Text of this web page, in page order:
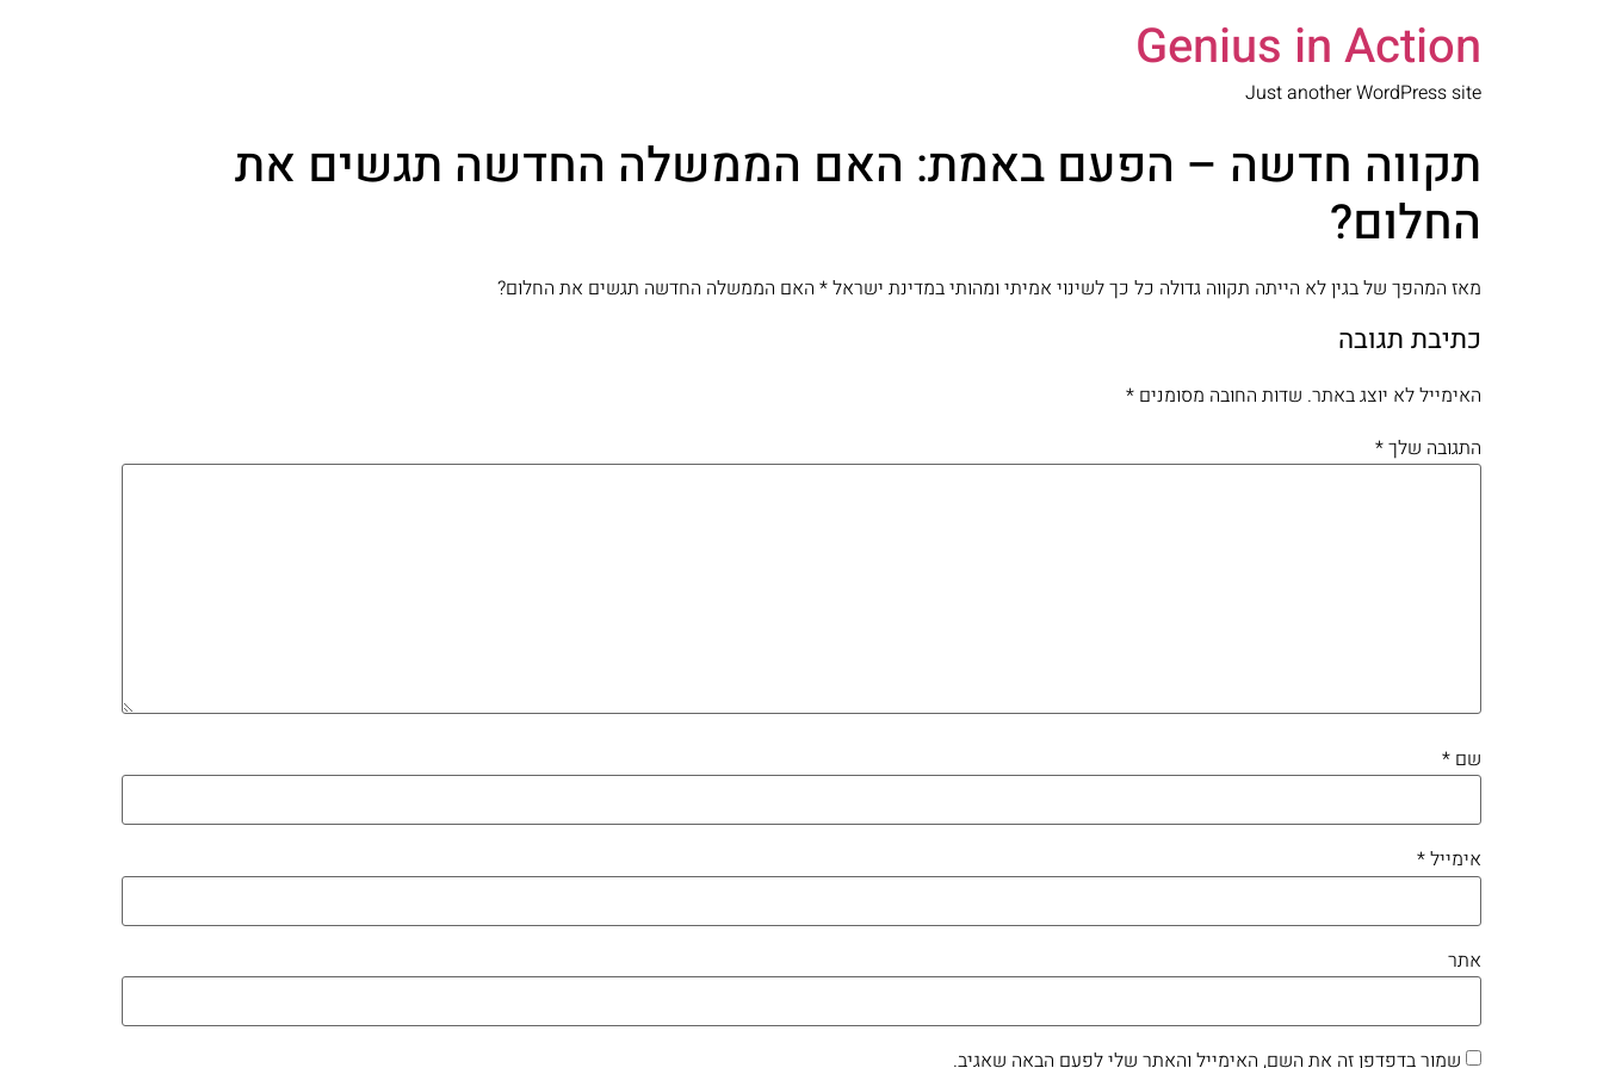
Genius in Action
Just another WordPress site
תקווה חדשה – הפעם באמת: האם הממשלה החדשה תגשים את
החלום?
מאז המהפך של בגין לא הייתה תקווה גדולה כל כך לשינוי אמיתי ומהותי במדינת ישראל * האם הממשלה החדשה תגשים את החלום?
כתיבת תגובה
האימייל לא יוצג באתר. שדות החובה מסומנים *
התגובה שלך*
שם *
אימייל*
אתר
שמור בדפדפן זה את השם, האימייל והאתר שלי לפעם הבאה שאגיב.